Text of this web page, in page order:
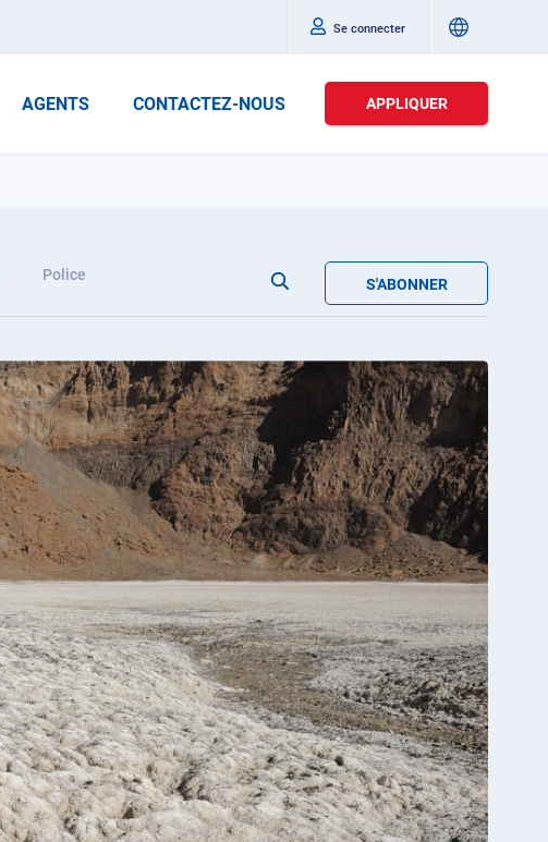
Se connecter
AGENTS CONTACTEZ-NOUS APPLIQUER
Police
S'ABONNER